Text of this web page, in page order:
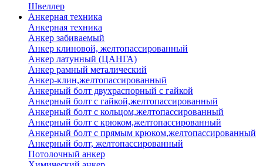
Швеллер
Анкерная техника
Анкерная техника
Анкер забиваемый
Анкер клиновой, желтопассированный
Анкер латунный (ЦАНГА)
Анкер рамный металический
Анкер-клин,желтопассированный
Анкерный болт двухраспорный с гайкой
Анкерный болт с гайкой,желтопассированный
Анкерный болт с кольцом,желтопассированный
Анкерный болт с крюком,желтопассированный
Анкерный болт с прямым крюком,желтопассированный
Анкерный болт, желтопассированный
Потолочный анкер